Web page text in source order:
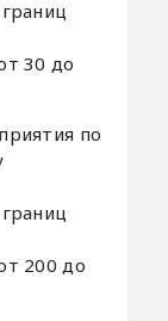
30 до
по
200 до